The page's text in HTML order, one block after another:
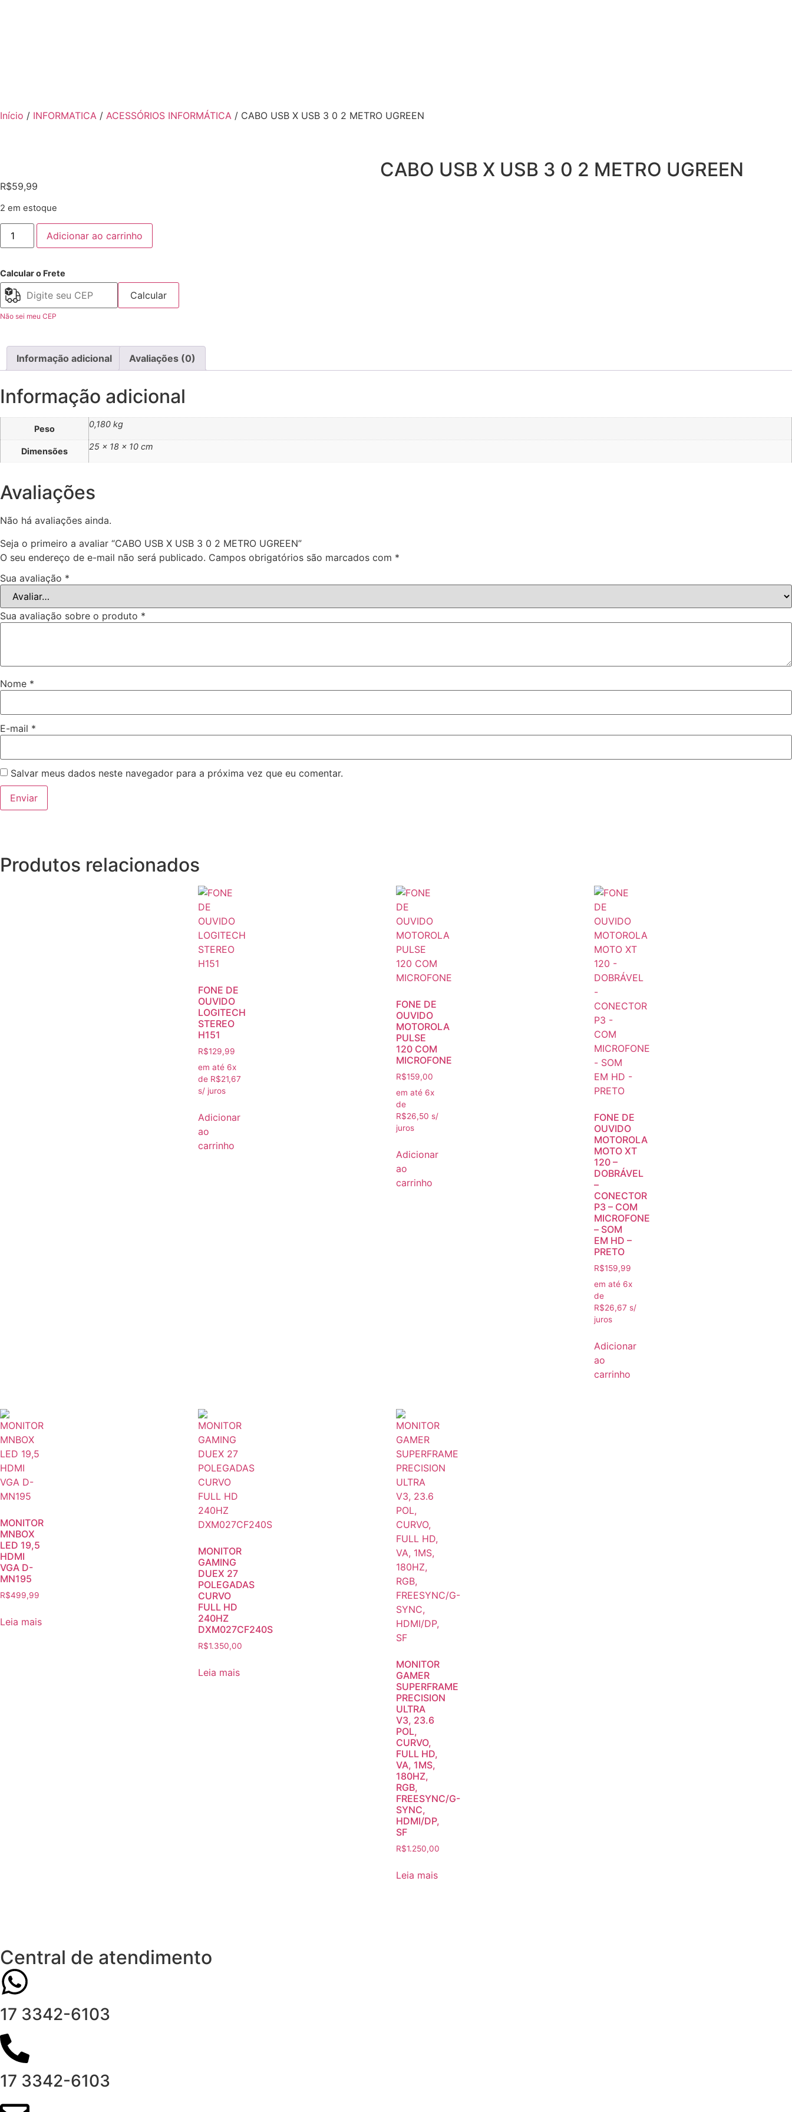
Início / INFORMATICA / ACESSÓRIOS INFORMÁTICA / CABO USB X USB 3 0 2 METRO UGREEN
CABO USB X USB 3 0 2 METRO UGREEN
R$59,99
2 em estoque
Adicionar ao carrinho
Calcular o Frete
Calcular
Não sei meu CEP
Informação adicional Avaliações (0)
Informação adicional
Peso 0,180 kg
Dimensões 25 × 18 × 10 cm
Avaliações
Não há avaliações ainda.
Seja o primeiro a avaliar “CABO USB X USB 3 0 2 METRO UGREEN”
O seu endereço de e-mail não será publicado. Campos obrigatórios são marcados com *
Sua avaliação *
Sua avaliação sobre o produto *
Nome *
E-mail *
Salvar meus dados neste navegador para a próxima vez que eu comentar.
Produtos relacionados
FONE DE
OUVIDO
LOGITECH
STEREO
H151
R$129,99
em até 6x
de R$21,67
s/ juros
Adicionar
ao
carrinho
FONE DE
OUVIDO
MOTOROLA
PULSE
120 COM
MICROFONE
R$159,00
em até 6x
de
R$26,50 s/
juros
Adicionar
ao
carrinho
FONE DE
OUVIDO
MOTOROLA
MOTO XT
120 –
DOBRÁVEL
–
CONECTOR
P3 – COM
MICROFONE
– SOM
EM HD –
PRETO
R$159,99
em até 6x
de
R$26,67 s/
juros
Adicionar
ao
carrinho
MONITOR
MNBOX
LED 19,5
HDMI
VGA D-
MN195
R$499,99
Leia mais
MONITOR
GAMING
DUEX 27
POLEGADAS
CURVO
FULL HD
240HZ
DXM027CF240S
R$1.350,00
Leia mais
MONITOR
GAMER
SUPERFRAME
PRECISION
ULTRA
V3, 23.6
POL,
CURVO,
FULL HD,
VA, 1MS,
180HZ,
RGB,
FREESYNC/G-
SYNC,
HDMI/DP,
SF
R$1.250,00
Leia mais
Central de atendimento
17 3342-6103
17 3342-6103